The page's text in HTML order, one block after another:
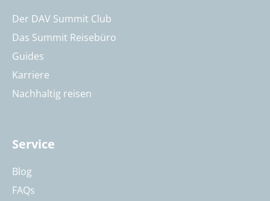
Der DAV Summit Club
Das Summit Reisebüro
Guides
Karriere
Nachhaltig reisen
Service
Blog
FAQs